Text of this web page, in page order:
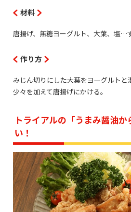
材料
唐揚げ、無糖ヨーグルト、大葉、塩…
作り方
みじん切りにした大葉をヨーグルトと
少々を加えて唐揚げにかける。
トライアルの「うまみ醤油か
い！